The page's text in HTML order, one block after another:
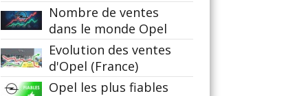
Nombre de ventes
dans le monde Opel
Evolution des ventes
d'Opel (France)
Opel les plus fiables